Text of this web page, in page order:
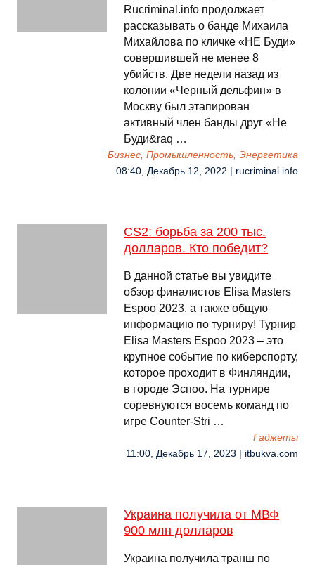
Rucriminal.info продолжает
рассказывать о банде Михаила
Михайлова по кличке «НЕ Буди»
совершившей не менее 8
убийств. Две недели назад из
колонии «Черный дельфин» в
Москву был этапирован
активный член банды друг «Не
Буди&raq …
Бизнес, Промышленность, Энергетика
08:40, Декабрь 12, 2022 | rucriminal.info
CS2: борьба за 200 тыс.
долларов. Кто победит?
В данной статье вы увидите
обзор финалистов Elisa Masters
Espoо 2023, а также общую
информацию по турниру! Турнир
Elisa Masters Espoo 2023 – это
крупное событие по киберспорту,
которое проходит в Финляндии,
в городе Эспоо. На турнире
соревнуются восемь команд по
игре Counter-Stri …
Гаджеты
11:00, Декабрь 17, 2023 | itbukva.com
Украина получила от МВФ
900 млн долларов
Украина получила транш по